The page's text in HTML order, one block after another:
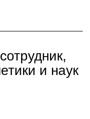
и наук